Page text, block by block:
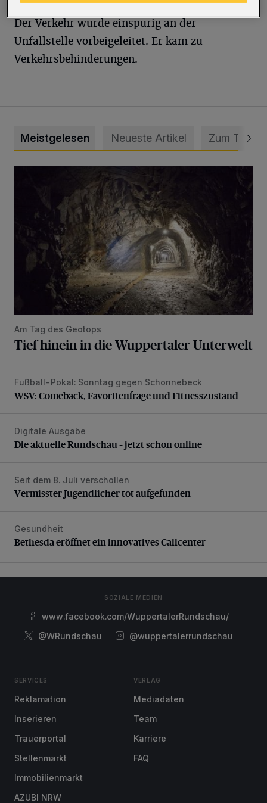
Der Verkehr wurde einspurig an der
Unfallstelle vorbeigeleitet. Er kam zu
Verkehrsbehinderungen.
Meistgelesen Neueste Artikel Zum Thema
Am Tag des Geotops
Tief hinein in die Wuppertaler Unterwelt
WSV: Comeback, Favoritenfrage und Fitnesszustand
Fußball-Pokal: Sonntag gegen Schonnebeck
WSV: Comeback, Favoritenfrage und Fitnesszustand
Die aktuelle Rundschau – jetzt schon online
Digitale Ausgabe
Die aktuelle Rundschau – jetzt schon online
Vermisster Jugendlicher tot aufgefunden
Seit dem 8. Juli verschollen
Vermisster Jugendlicher tot aufgefunden
Bethesda eröffnet ein innovatives Callcenter
Gesundheit
Bethesda eröffnet ein innovatives Callcenter
SOZIALE MEDIEN
www.facebook.com/WuppertalerRundschau/
@WRundschau
@wuppertalerrundschau
SERVICES
Reklamation
Inserieren
Trauerportal
Stellenmarkt
Immobilienmarkt
AZUBI NRW
VERLAG
Mediadaten
Team
Karriere
FAQ